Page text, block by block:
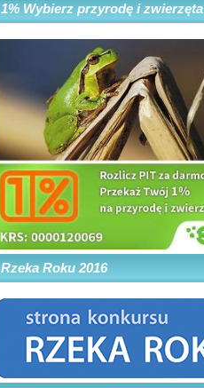
1% Wybierz przyrodę i zwierzęta
Rzeka Roku 2016